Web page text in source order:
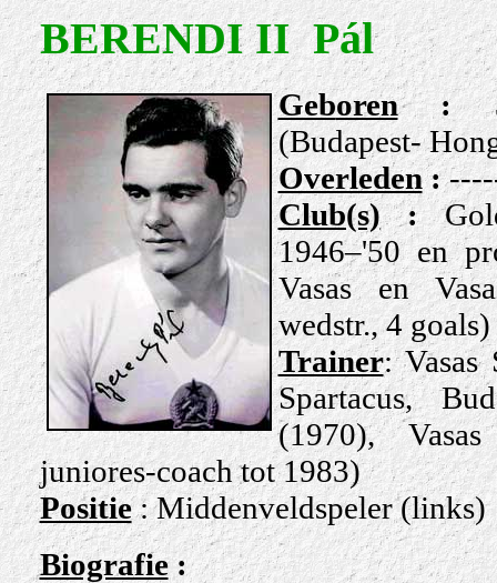
BERENDI II Pál
Geboren:
(Budapest-
Overleden:
Club(s):
1946–'50 en
Vasas en
wedstr., 4 goals)
Trainer: Vasas
Spartacus,
(1970),
juniores-coach tot 1983)
Positie : Middenveldspeler (links)
Biografie: